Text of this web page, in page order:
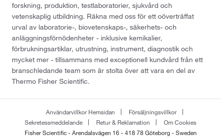
forskning, produktion, testlaboratorier, sjukvård och
vetenskaplig utbildning. Räkna med oss för ett oöverträffat
urval av laboratorie-, biovetenskaps-, säkerhets- och
anläggningsförnödenheter - inklusive kemikalier,
förbrukningsartiklar, utrustning, instrument, diagnostik och
mycket mer - tillsammans med exceptionell kundvård från ett
branschledande team som är stolta över att vara en del av
Thermo Fisher Scientific.
Användarvillkor Hemsidan
Försäljningsvillkor
Sekretessmeddelande
Retur & Reklamation
Om Cookies
Fisher Scientific - Arendalsvägen 16 - 418 78 Göteborg - Sweden